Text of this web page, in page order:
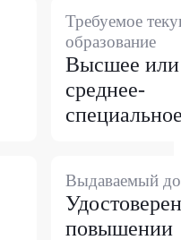
Требуемое
образование
Высшее или
среднее-
Выдаваемый
повышении